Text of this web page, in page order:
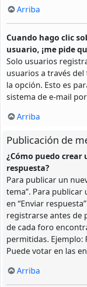
Arriba
Cuando hago clic
usuario, ¡me pide
Solo usuarios
usuarios a través
la opción. Esto es
sistema de e-mail
Arriba
Publicación de
¿Cómo puedo
respuesta?
Para publicar un
tema”. Para publicar
en “Enviar
registrarse antes de
de cada foro
permitidas. Ejemplo:
Puede votar en las
Arriba